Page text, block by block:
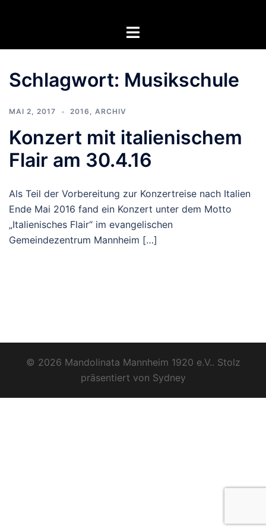
Menü
Schlagwort: Musikschule
MAI 2, 2017 2016 , ARCHIV
Konzert mit italienischem
Flair am 30.4.16
Als Teil der Vorbereitung zur Konzertreise nach Italien
Ende Mai 2016 fand ein Konzert unter dem Motto
„Italienisches Flair“ im evangelischen
Gemeindezentrum Mannheim […]
© 2026 Mandolinata Mannheim 1920 e.V.. Stolz
präsentiert von Sydney